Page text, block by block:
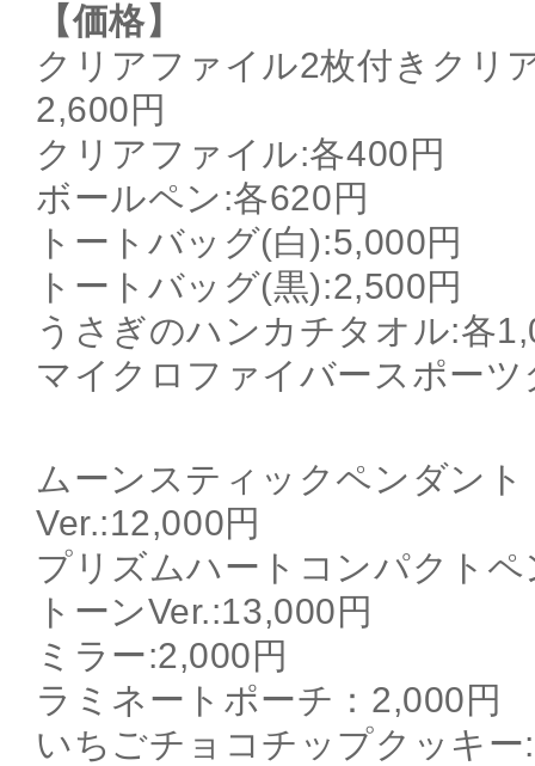
【価格】
クリアファイル2枚付きクリ
2,600円
クリアファイル:各400円
ボールペン:各620円
トートバッグ(白):5,000円
トートバッグ(黒):2,500円
うさぎのハンカチタオル:各
マイクロファイバースポー
ムーンスティックペンダント
Ver.:12,000円
プリズムハートコンパクト
トーンVer.:13,000円
ミラー:2,000円
ラミネートポーチ：2,000円
いちごチョコチップクッキー